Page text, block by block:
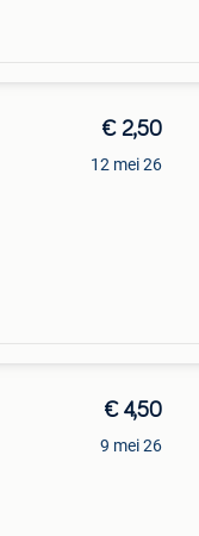
€ 2,50
12 mei 26
€ 4,50
9 mei 26